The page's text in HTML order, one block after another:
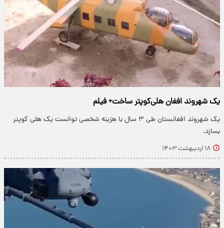
یک شهروند افغان هلی‌کوپتر ساخت+ فیلم
یک شهروند افغانستان طی ۳ سال با هزینه شخصی توانست یک هلی‌ کوپتر
بسازد.
۱۸ اردیبهشت ۱۴۰۳